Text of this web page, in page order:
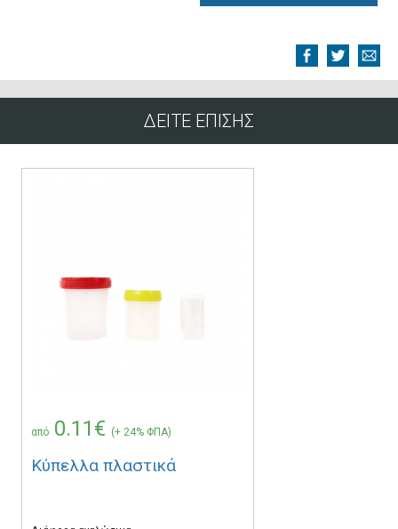
ΔΕΙΤΕ ΕΠΙΣΗΣ
από 0.11€ (+ 24% ΦΠΑ)
Κύπελλα πλαστικά